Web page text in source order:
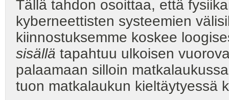
Tällä tahdon osoittaa, että
kyberneettisten systeemien
kiinnostuksemme koskee
sisällä tapahtuu ulkoisen
palaamaan silloin
tuon matkalaukun kieltäytyessä